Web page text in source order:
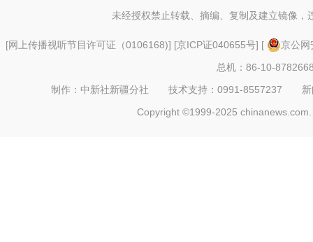
未经授权禁止转载、摘编、复制及建立镜像，
[网上传播视听节目许可证（0106168)] [京ICP证040655号] [
京公
总机：86-10-
制作：中新社新疆分社 技术支持：0991-8557237
Copyright ©1999-2025